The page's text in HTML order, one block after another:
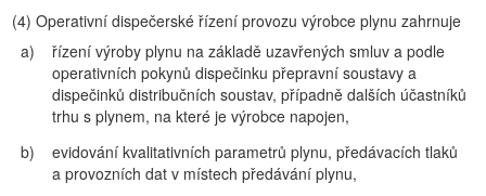
(4) Operativní dispečerské řízení provozu výrobce plynu zahrnuje
a)
řízení výroby plynu na základě uzavřených smluv a podle
operativních pokynů dispečinku přepravní soustavy a
dispečinků distribučních soustav, případně dalších účastníků
trhu s plynem, na které je výrobce napojen,
b)
evidování kvalitativních parametrů plynu, předávacích tlaků
a provozních dat v místech předávání plynu,